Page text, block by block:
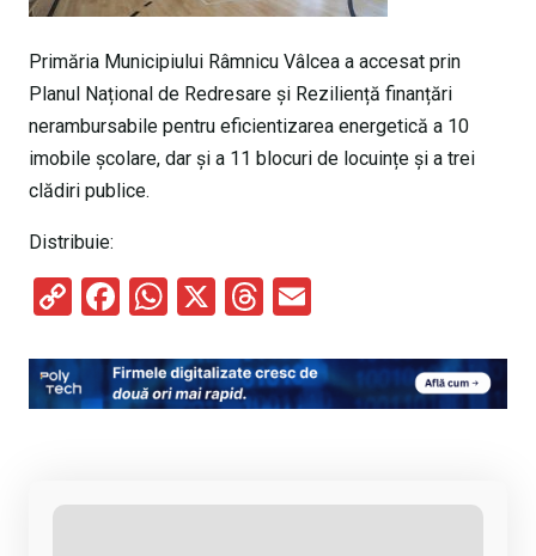
Primăria Municipiului Râmnicu Vâlcea a accesat prin
Planul Național de Redresare și Reziliență finanțări
nerambursabile pentru eficientizarea energetică a 10
imobile școlare, dar și a 11 blocuri de locuințe și a trei
clădiri publice.
Distribuie:
C
py
Li
F
ce
b
W
at
s
X
T
e
a
ail